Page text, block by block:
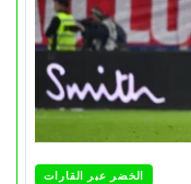
الخضر عبر القارات